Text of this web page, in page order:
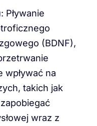
Pływanie
(BDNF),
wpływać na
takich jak
wraz z